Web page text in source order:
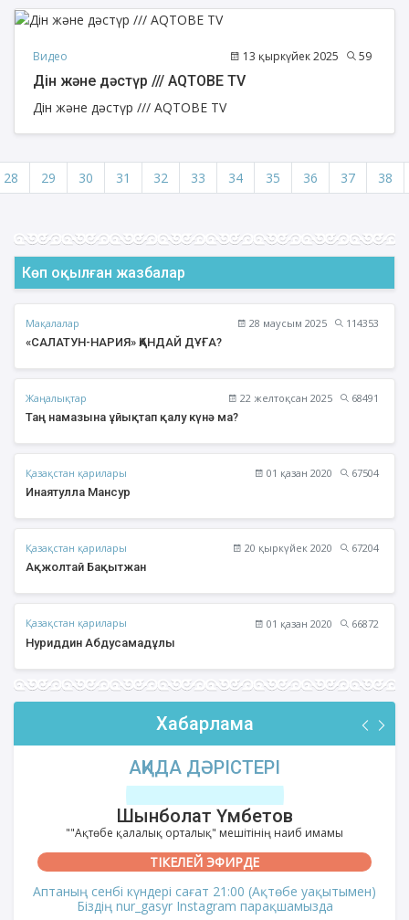
Видео 13 қыркүйек 2025 59
Дін және дәстүр /// AQTOBE TV
Дін және дәстүр /// AQTOBE TV
28 29 30 31 32 33 34 35 36 37 38
Көп оқылған жазбалар
Мақалалар 28 маусым 2025
114353
«САЛАТУН-НАРИЯ» ҚАНДАЙ ДҰҒА?
Жаңалықтар 22 желтоқсан 2025
68491
Таң намазына ұйықтап қалу күнә ма?
Қазақстан қарилары 01 қазан 2020
67504
Инаятулла Мансур
Қазақстан қарилары 20 қыркүйек 2020
67204
Ақжолтай Бақытжан
Қазақстан қарилары 01 қазан 2020
66872
Нуриддин Абдусамадұлы
Хабарлама
АҚИДА ДӘРІСТЕРІ
Шынболат Үмбетов
""Ақтөбе қалалық орталық" мешітінің наиб имамы
ТІКЕЛЕЙ ЭФИРДЕ
Аптаның сенбі күндері сағат 21:00 (Ақтөбе уақытымен)
Біздің nur_gasyr Instagram парақшамызда